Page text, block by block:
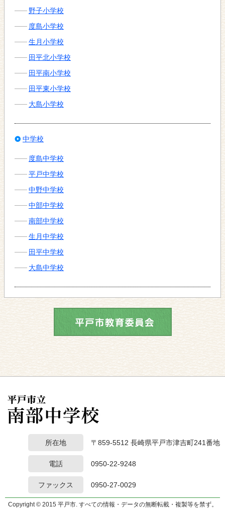
野子小学校
度島小学校
生月小学校
田平北小学校
田平南小学校
田平東小学校
大島小学校
中学校
度島中学校
平戸中学校
中野中学校
中部中学校
南部中学校
生月中学校
田平中学校
大島中学校
所在地 〒859-5512 長崎県平戸市津吉町241番地
電話 0950-22-9248
ファックス 0950-27-0029
Copyright © 2015 平戸市. すべての情報・データの無断転載・複製等を禁ず。